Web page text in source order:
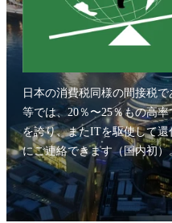
日本の消費税同様の間接税
等では、20％〜25％もの高
を誇り、またITを駆使して
にご連絡できます（国内初